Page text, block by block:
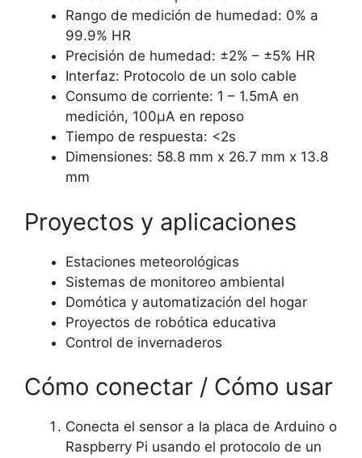
Rango de medición de humedad: 0% a
99.9% HR
Precisión de humedad: ±2% – ±5% HR
Interfaz: Protocolo de un solo cable
Consumo de corriente: 1 – 1.5mA en
medición, 100µA en reposo
Tiempo de respuesta: <2s
Dimensiones: 58.8 mm x 26.7 mm x 13.8
mm
Proyectos y aplicaciones
Estaciones meteorológicas
Sistemas de monitoreo ambiental
Domótica y automatización del hogar
Proyectos de robótica educativa
Control de invernaderos
Cómo conectar / Cómo usar
Conecta el sensor a la placa de Arduino o
Raspberry Pi usando el protocolo de un